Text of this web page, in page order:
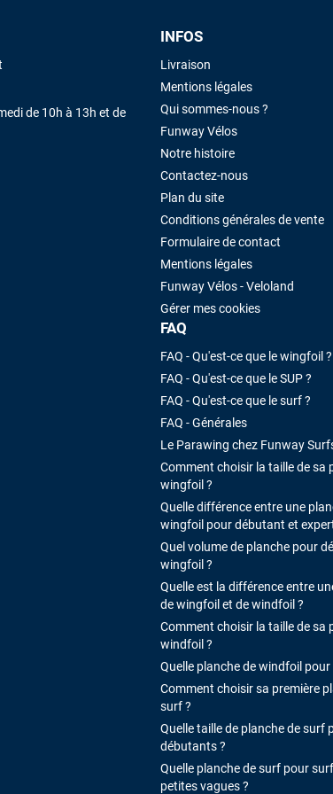
de 10h à 13h et de
INFOS
Livraison
Mentions légales
Qui sommes-nous ?
Funway Vélos
Notre histoire
Contactez-nous
Plan du site
Conditions générales de vente
Formulaire de contact
Mentions légales
Funway Vélos - Veloland
Gérer mes cookies
FAQ
FAQ - Qu'est-ce que le wingfoil ?
FAQ - Qu'est-ce que le SUP ?
FAQ - Qu'est-ce que le surf ?
FAQ - Générales
Le Parawing chez Funway
Comment choisir la taille de sa
wingfoil ?
Quelle différence entre une
wingfoil pour débutant et
Quel volume de planche pour
wingfoil ?
Quelle est la différence entre
de wingfoil et de windfoil ?
Comment choisir la taille de sa
windfoil ?
Quelle planche de windfoil pour
Comment choisir sa première
surf ?
Quelle taille de planche de surf
débutants ?
Quelle planche de surf pour
petites vagues ?
Maronui RICHMOND
J'ai acheté une voile d'occasion depuis
été rapide. La voile est arrivée en super
VOIR TOUS LES AVIS